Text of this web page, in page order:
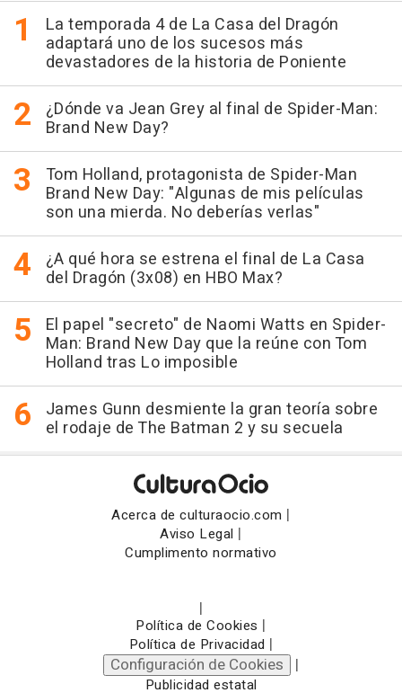
La temporada 4 de La Casa del Dragón
adaptará uno de los sucesos más
devastadores de la historia de Poniente
¿Dónde va Jean Grey al final de Spider-Man:
Brand New Day?
Tom Holland, protagonista de Spider-Man
Brand New Day: "Algunas de mis películas
son una mierda. No deberías verlas"
¿A qué hora se estrena el final de La Casa
del Dragón (3x08) en HBO Max?
El papel "secreto" de Naomi Watts en Spider-
Man: Brand New Day que la reúne con Tom
Holland tras Lo imposible
James Gunn desmiente la gran teoría sobre
el rodaje de The Batman 2 y su secuela
Acerca de culturaocio.com |
Aviso Legal |
Cumplimento normativo
|
Política de Cookies |
Política de Privacidad |
Configuración de Cookies |
Publicidad estatal